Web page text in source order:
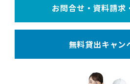
お問合せ・資料請求
無料貸出キャン